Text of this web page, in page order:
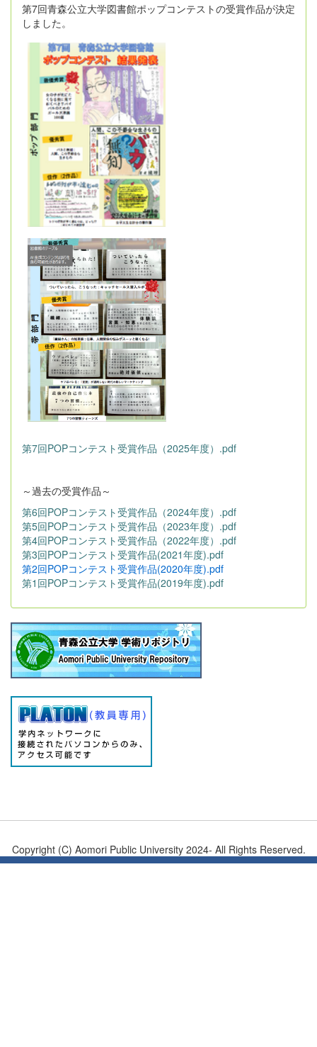
第7回青森公立大学図書館ポップコンテストの受賞作品が決定
しました。
第7回POPコンテスト受賞作品（2025年度）.pdf
～過去の受賞作品～
第6回POPコンテスト受賞作品（2024年度）.pdf
第5回POPコンテスト受賞作品（2023年度）.pdf
第4回POPコンテスト受賞作品（2022年度）.pdf
第3回POPコンテスト受賞作品(2021年度).pdf
第2回POPコンテスト受賞作品(2020年度).pdf
第1回POPコンテスト受賞作品(2019年度).pdf
Copyright (C) Aomori Public University 2024- All Rights Reserved.